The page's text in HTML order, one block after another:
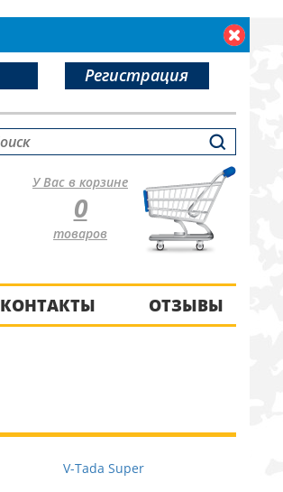
Регистрация
У Вас в корзине
0
товаров
КОНТАКТЫ ОТЗЫВЫ
V-Tada Super